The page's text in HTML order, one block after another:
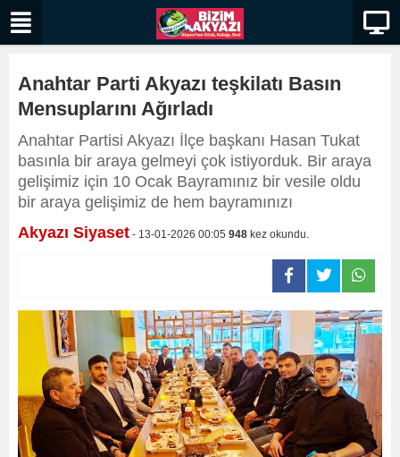
Anahtar Parti Akyazı teşkilatı Basın
Mensuplarını Ağırladı
Anahtar Partisi Akyazı İlçe başkanı Hasan Tukat
basınla bir araya gelmeyi çok istiyorduk. Bir araya
gelişimiz için 10 Ocak Bayramınız bir vesile oldu
bir araya gelişimiz de hem bayramınızı
Akyazı Siyaset - 13-01-2026 00:05 948 kez okundu.